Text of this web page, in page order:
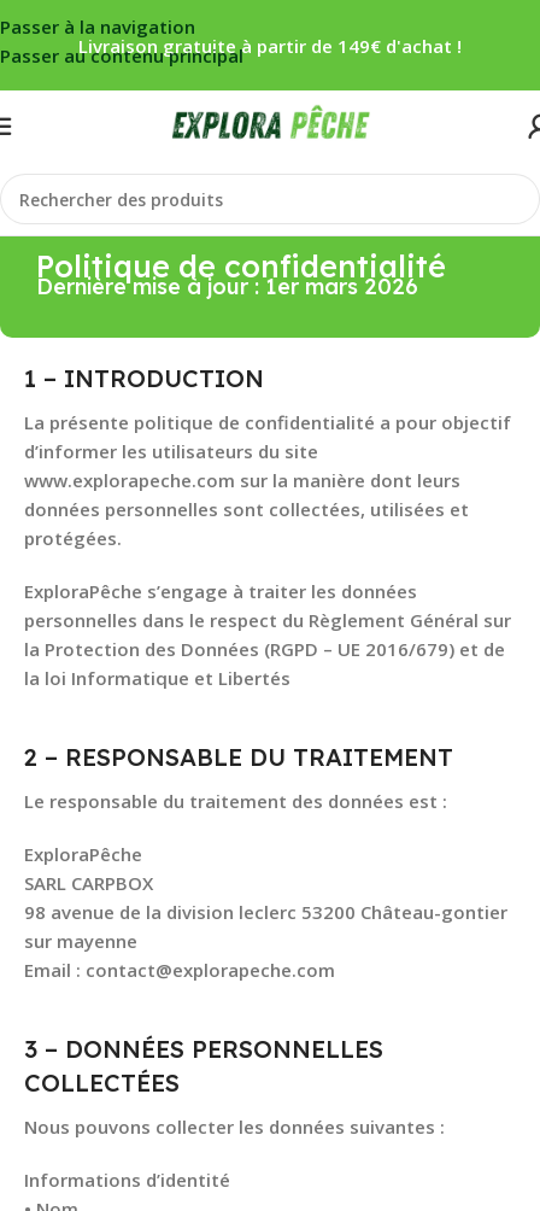
Passer à la navigation
Passer au contenu principal
Livraison gratuite à partir de 149€ d'achat !
Politique de confidentialité
Dernière mise à jour : 1er mars 2026
1 – INTRODUCTION
La présente politique de confidentialité a pour objectif
d’informer les utilisateurs du site
www.explorapeche.com sur la manière dont leurs
données personnelles sont collectées, utilisées et
protégées.
ExploraPêche s’engage à traiter les données
personnelles dans le respect du Règlement Général sur
la Protection des Données (RGPD – UE 2016/679) et de
la loi Informatique et Libertés
2 – RESPONSABLE DU TRAITEMENT
Le responsable du traitement des données est :
ExploraPêche
SARL CARPBOX
98 avenue de la division leclerc 53200 Château-gontier
sur mayenne
Email : contact@explorapeche.com
3 – DONNÉES PERSONNELLES
COLLECTÉES
Nous pouvons collecter les données suivantes :
Informations d’identité